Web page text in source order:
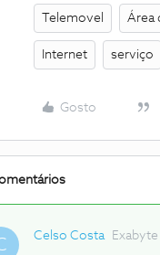
Telemovel Área
Internet serviço
Gosto
Celso Costa Exabyte